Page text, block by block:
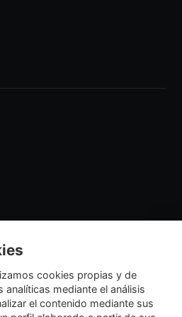
cookies propias y de
mediante el análisis
el contenido mediante sus